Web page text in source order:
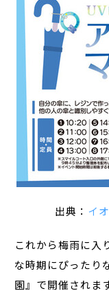
出典： イ
これから梅雨に入
な時期にぴったり
園』で開催されま